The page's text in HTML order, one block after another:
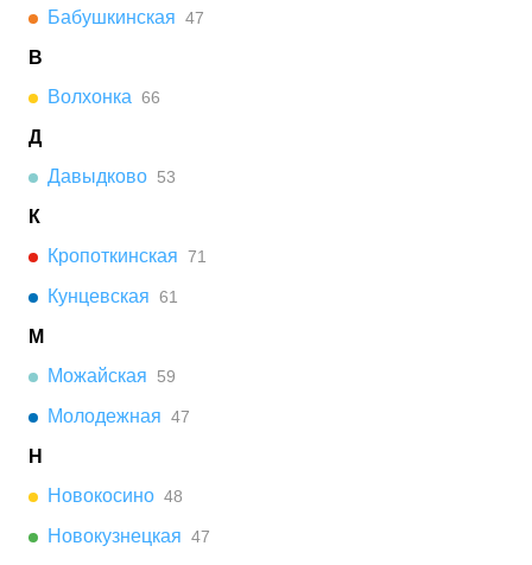
Бабушкинская 47
В
Волхонка 66
Д
Давыдково 53
К
Кропоткинская 71
Кунцевская 61
М
Можайская
59
Молодежная 47
Н
Новокосино 48
Новокузнецкая 47